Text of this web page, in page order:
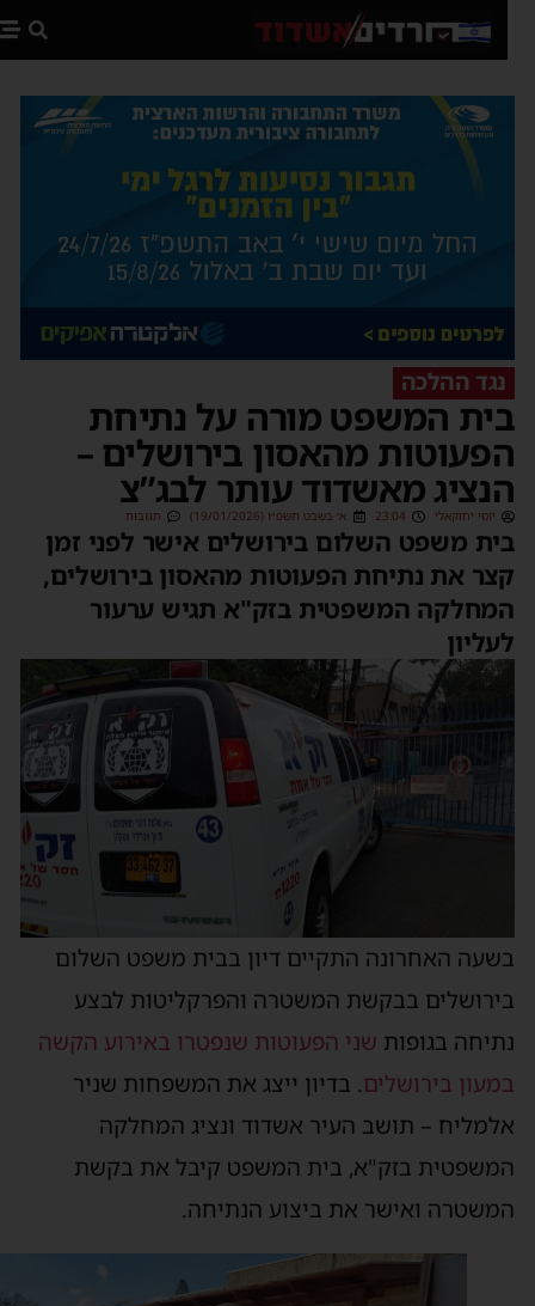
נגד ההלכה
המשפט מורה על נתיחת
מהאסון בירושלים –
מאשדוד עותר לבג”צ
יוסי יחזקאלי 23:04 א׳ בשבט תשפ״ו (19/01/2026) תגובות
משפט השלום בירושלים אישר לפני זמן
את נתיחת הפעוטות מהאסון בירושלים,
המשפטית בזק"א תגיש ערעור
האחרונה התקיים דיון בבית משפט השלום
בבקשת המשטרה והפרקליטות לבצע
בגופותשני הפעוטות שנפטרו באירוע הקשה
בירושלים. בדיון ייצג את המשפחות שניר
– תושב העיר אשדוד ונציג המחלקה
בזק"א, בית המשפט קיבל את בקשת
ואישר את ביצוע הנתיחה.